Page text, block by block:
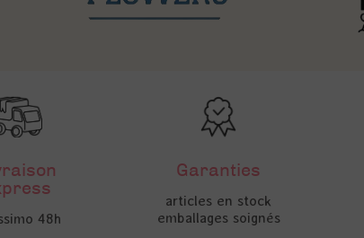
48h
Garanties
articles en stock
emballages soignés